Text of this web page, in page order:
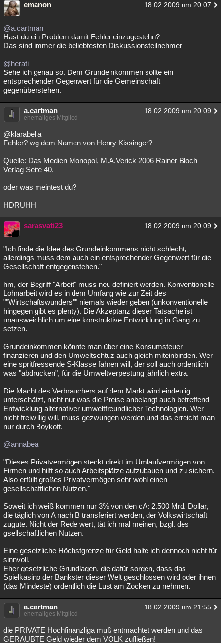
emanon 18.02.2009 um 20:07
@a.cartman
Hast du ein Problem damit Fehler einzugestehn?
Das sind immer die beliebtesten Diskussionsteilnehmer
@herati
Sehe ich genau so. Dem Grundeinkommen sollte ein
entsprechender Gegenwert für die Gemeinschaft
gegenüberstehen.
a.cartman 18.02.2009 um 20:09
ehemaliges Mitglied
@klarabella
Fehler? wg dem Namen von Henry Kissinger?
Quelle: Das Medien Monopol, M.A.Verick 2006 Rainer Bloch
Verlag Seite 40.
oder was meintest du?
HDRUHH
sarasvati23 18.02.2009 um 20:09
"Ich finde die Idee des Grundeinkommens nicht schlecht,
allerdings muss dem auch ein entsprechender Gegenwert für die
Gesellschaft entgegenstehen."
hm, der Begriff "Arbeit" muss neu definiert werden. Konventionelle
Lohnarbeit wird es in dem Umfang wie zur Zeit des
""Wirtschaftswunders"" niemals wieder geben (unkonventionelle
hingegen gibt es plenty). Die Akzeptanz dieser Tatsache ist
unausweichlich um eine konstruktive Entwicklung in Gang zu
setzen.
Grundeinkommen könnte man über eine Konsumsteuer
finanzieren und den Umweltschtuz auch gleich miteinbinden. Wer
eine spritfressende S-Klasse fahren will, der soll auch ordentlich
was "abdrücken", für die Umweltverpestung jährlich extra.
Die Macht des Verbrauchers auf dem Markt wird eindeutig
unterschätzt, nicht nur was die Preise anbelangt auch betreffend
Entwicklung alternativer umweltfreundlicher Technologien. Wer
nicht freiwillig will, muss gezwungen werden und das erreicht man
nur durch Boykott.
@annabea
"Dieses Privatvermögen steckt direkt im Umlaufvermögen von
Firmen und hilft so auch Arbeitsplätze aufzubauen und zu sichern.
Also erfüllt großes Privatvermögen sehr wohl einen
gesellschaftlichen Nutzen."
Soweit ich weiß kommen nur 3% von den cA: 2.500 Mrd. Dollar,
die täglich von A nach B transferiert werden, der Volkswirtschaft
zugute. Nicht der Rede wert, tät ich mal meinen, bzgl. des
gsellschaftlichen Nutzen.
Eine gesetzliche Höchstgrenze für Geld halte ich dennoch nicht für
sinnvoll.
Eher gesetzliche Grundlagen, die dafür sorgen, dass das
Spielkasino der Bankster dieser Welt geschlossen wird oder ihnen
(das Mindeste) ordentlich die Lust am Zocken zu nehmen.
a.cartman 18.02.2009 um 21:55
ehemaliges Mitglied
die PRIVATE Hochfinanzliga muß entmachtet werden und das
GERAUBTE Geld wieder dem VOLK zufließen!